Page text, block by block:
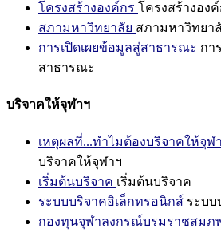
โครงสร้างองค์กร โครงสร้างอง
สภามหาวิทยาลัย สภามหาวิทยา
การเปิดเผยข้อมูลสู่สาธารณะ กา
สาธารณะ
บริจาคให้จุฬาฯ
เหตุผลที่...ทำไมต้องบริจาคให้จุฬ
บริจาคให้จุฬาฯ
เริ่มต้นบริจาค เริ่มต้นบริจาค
ระบบบริจาคอิเล็กทรอนิกส์ ระบบ
กองทุนจุฬาลงกรณ์บรมราชสมภ